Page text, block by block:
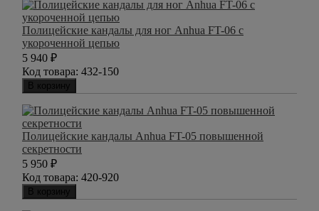
Полицейские кандалы для ног Anhua FT-06 с
укороченной цепью
5 940 ₽
Код товара: 432-150
В корзину
Полицейские кандалы Anhua FT-05 повышенной
секретности
5 950 ₽
Код товара: 420-920
В корзину